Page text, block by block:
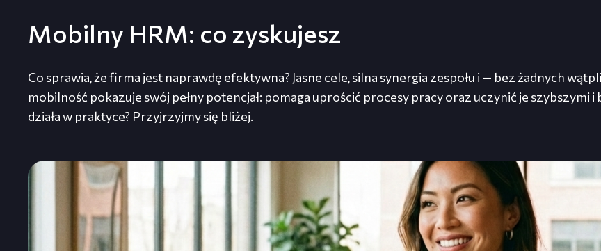
Mobilny HRM: co zyskujesz
Co sprawia, że firma jest naprawdę efektywna? Jasne cele, silna synergia zespołu i — bez żadnych
mobilność pokazuje swój pełny potencjał: pomaga uprościć procesy pracy oraz uczynić je szybszymi
działa w praktyce? Przyjrzyjmy się bliżej.